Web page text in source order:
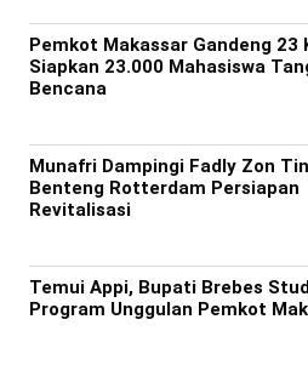
Pemkot Makassar Gandeng 23
Siapkan 23.000 Mahasiswa
Bencana
Munafri Dampingi Fadly Zon
Benteng Rotterdam Persiapan
Revitalisasi
Temui Appi, Bupati Brebes
Program Unggulan Pemkot